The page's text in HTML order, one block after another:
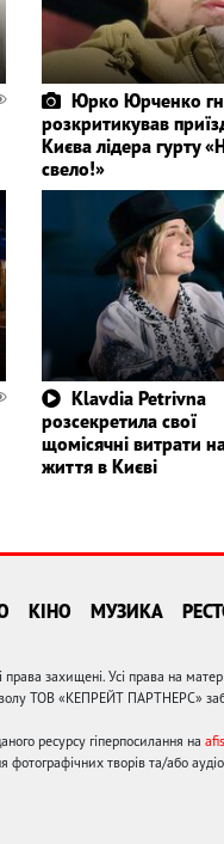
Юрко Юрченко
розкритикував
Києва лідера гурту
свело!»
Klavdia Petrivna
розсекретила свої
щомісячні витрати
життя в Києві
КІНО МУЗИКА
захищені. Усі права на
ТОВ «КЕПРЕЙТ ПАРТНЕРС»
ресурсу гіперпосилання на
творів та/або